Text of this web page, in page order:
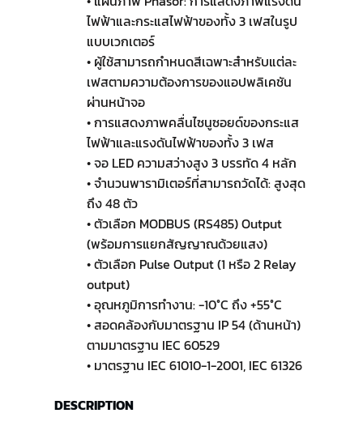
ไฟฟ้าและกระแสไฟฟ้าของทั้ง 3 เฟสในรูป
แบบเวกเตอร์
• ผู้ใช้สามารถกำหนดสีเฉพาะสำหรับแต่ละ
เฟสตามความต้องการของแอปพลิเคชัน
ผ่านหน้าจอ
• การแสดงภาพคลื่นไซนูซอยด์ของกระแส
ไฟฟ้าและแรงดันไฟฟ้าของทั้ง 3 เฟส
• จอ LED ความสว่างสูง 3 บรรทัด 4 หลัก
• จำนวนพารามิเตอร์ที่สามารถวัดได้: สูงสุด
ถึง 48 ตัว
• ตัวเลือก MODBUS (RS485) Output
(พร้อมการแยกสัญญาณด้วยแสง)
• ตัวเลือก Pulse Output (1 หรือ 2 Relay
output)
• อุณหภูมิการทำงาน: -10°C ถึง +55°C
• สอดคล้องกับมาตรฐาน IP 54 (ด้านหน้า)
ตามมาตรฐาน IEC 60529
• มาตรฐาน IEC 61010-1-2001, IEC 61326
DESCRIPTION